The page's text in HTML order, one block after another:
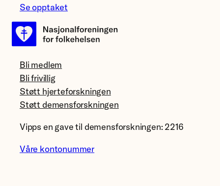
Se opptaket
Bli medlem
Bli frivillig
Støtt hjerteforskningen
Støtt demensforskningen
Vipps en gave til demensforskningen: 2216
Våre kontonummer